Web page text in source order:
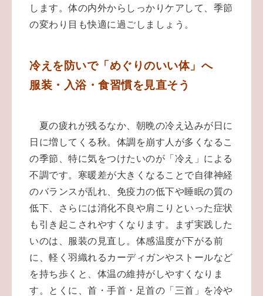
します。体の内外からしっかりケアして、季節
の変わり目も快適に過ごしましょう。
冷えを防いで「めぐりのいい体」へ
服装・入浴・食習慣を見直そう
夏の疲れが残るなか、朝晩の冷え込みが日に
日に増してくる秋。体調を崩す人が多くなるこ
の季節、特に気をつけたいのが「冷え」による
不調です。寒暖差が大きくなることで自律神経
のバランスが乱れ、免疫力の低下や睡眠の質の
低下、さらには消化不良や肩こりといった症状
も引き起こされやすくなります。まず実践した
いのは、服装の見直し。体感温度が下がる前
に、軽く羽織れるカーディガンやストールなど
を持ち歩くと、体温の維持がしやすくなりま
す。とくに、首・手首・足首の「三首」を冷や